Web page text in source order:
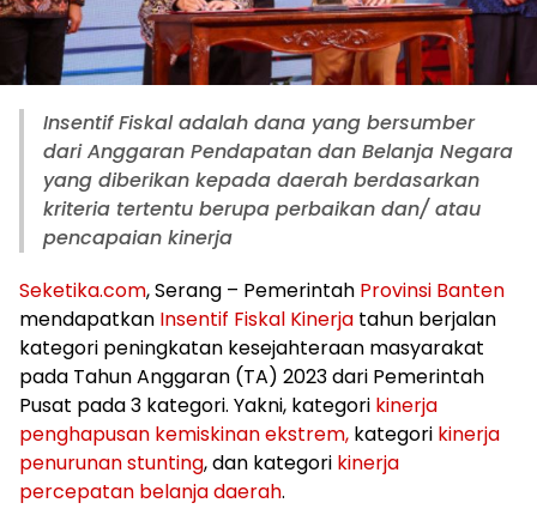
Insentif Fiskal adalah dana yang bersumber
dari Anggaran Pendapatan dan Belanja Negara
yang diberikan kepada daerah berdasarkan
kriteria tertentu berupa perbaikan dan/ atau
pencapaian kinerja
Seketika.com, Serang – Pemerintah Provinsi Banten
mendapatkan Insentif Fiskal Kinerja tahun berjalan
kategori peningkatan kesejahteraan masyarakat
pada Tahun Anggaran (TA) 2023 dari Pemerintah
Pusat pada 3 kategori. Yakni, kategori kinerja
penghapusan kemiskinan ekstrem, kategori kinerja
penurunan stunting, dan kategori kinerja
percepatan belanja daerah.